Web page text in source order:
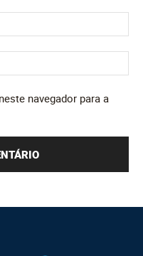
navegador para a